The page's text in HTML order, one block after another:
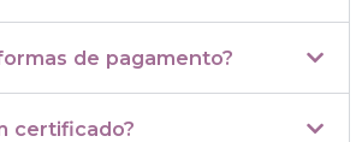
de pagamento?
certificado?